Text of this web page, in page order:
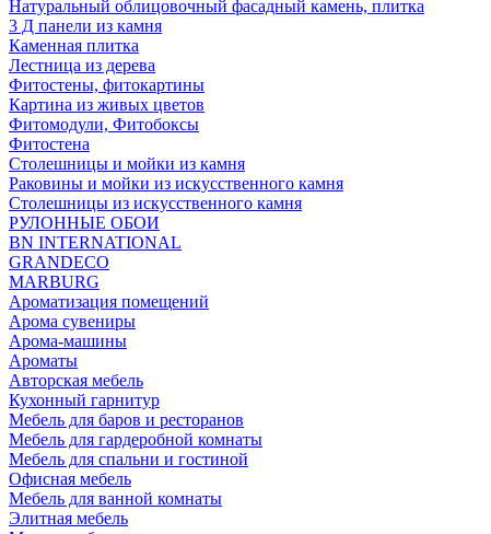
Натуральный облицовочный фасадный камень, плитка
3 Д панели из камня
Каменная плитка
Лестница из дерева
Фитостены, фитокартины
Картина из живых цветов
Фитомодули, Фитобоксы
Фитостена
Столешницы и мойки из камня
Раковины и мойки из искусственного камня
Столешницы из искусственного камня
РУЛОННЫЕ ОБОИ
BN INTERNATIONAL
GRANDECO
MARBURG
Ароматизация помещений
Арома сувениры
Арома-машины
Ароматы
Авторская мебель
Кухонный гарнитур
Мебель для баров и ресторанов
Мебель для гардеробной комнаты
Мебель для спальни и гостиной
Офисная мебель
Мебель для ванной комнаты
Элитная мебель